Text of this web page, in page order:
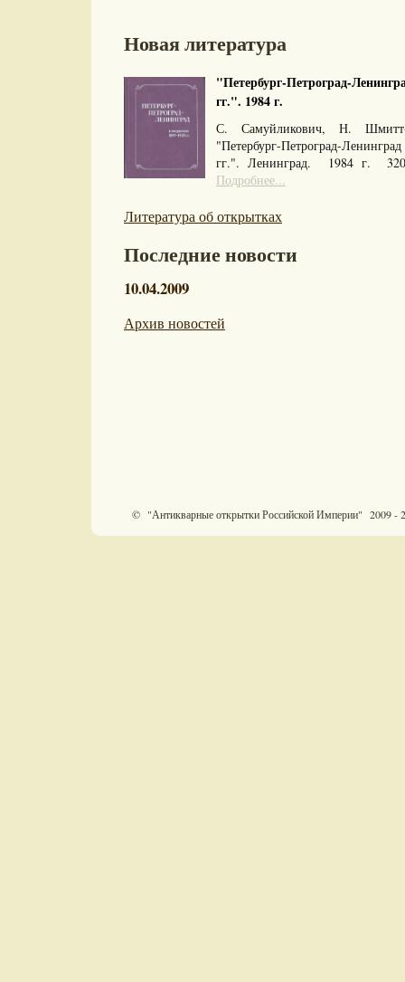
Новая литература
"Петербург-Петроград-
гг.". 1984 г.
С. Самуйликович, Н.
"Петербург-Петроград-
гг.". Ленинград. 1984 г.
Подробнее...
Литература об открытках
Последние новости
10.04.2009
Архив новостей
© "Антикварные открытки Российской Империи" 2009 -